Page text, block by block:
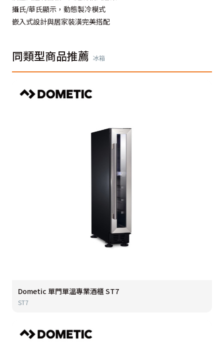
攝氏/華氏顯示，動態製冷模式
嵌入式設計與居家裝潢完美搭配
同類型商品推薦 冰箱
Dometic 單門單溫專業酒櫃 ST7
ST7